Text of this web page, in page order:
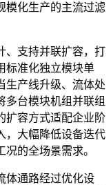
模化生产的主流过滤
、支持并联扩容，打
标准化独立模块单
生产线升级、流体处
多台模块机组并联组
扩容方式适配企业阶
，大幅降低设备迭代
的全场景需求。
体通路经过优化设